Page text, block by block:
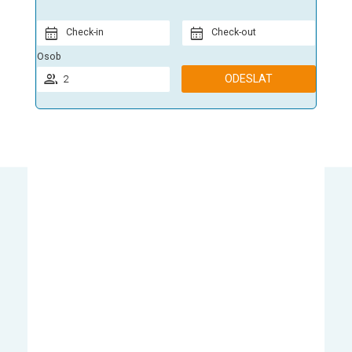
Check-in Check-out
Osob
ODESLAT